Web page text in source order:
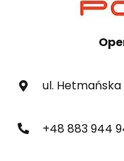
ul. Hetmańska
+48 883 944